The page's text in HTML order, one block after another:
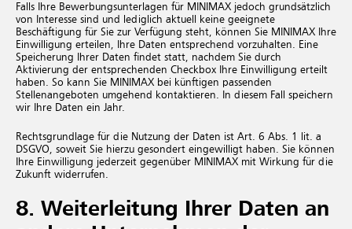
Falls Ihre Bewerbungsunterlagen für MINIMAX jedoch grundsätzlich
von Interesse sind und lediglich aktuell keine geeignete
Beschäftigung für Sie zur Verfügung steht, können Sie MINIMAX Ihre
Einwilligung erteilen, Ihre Daten entsprechend vorzuhalten. Eine
Speicherung Ihrer Daten findet statt, nachdem Sie durch
Aktivierung der entsprechenden Checkbox Ihre Einwilligung erteilt
haben. So kann Sie MINIMAX bei künftigen passenden
Stellenangeboten umgehend kontaktieren. In diesem Fall speichern
wir Ihre Daten ein Jahr.
Rechtsgrundlage für die Nutzung der Daten ist Art. 6 Abs. 1 lit. a
DSGVO, soweit Sie hierzu gesondert eingewilligt haben. Sie können
Ihre Einwilligung jederzeit gegenüber MINIMAX mit Wirkung für die
Zukunft widerrufen.
8. Wei­ter­lei­tung Ihrer Daten an